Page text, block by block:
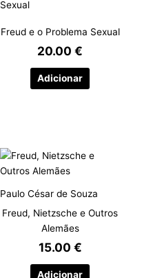
Freud e o Problema Sexual
20.00€
Adicionar
Paulo César de Souza
Freud, Nietzsche e Outros
Alemães
15.00 €
Adicionar